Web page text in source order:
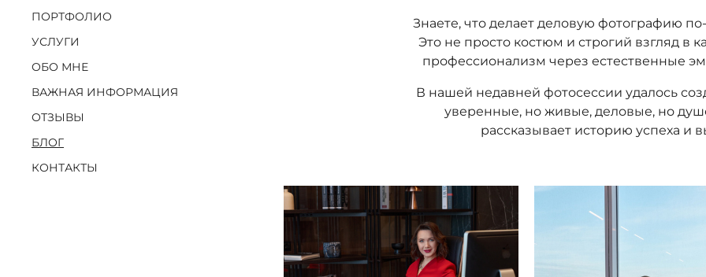
ПОРТФОЛИО
УСЛУГИ
ОБО МНЕ
ВАЖНАЯ ИНФОРМАЦИЯ
ОТЗЫВЫ
БЛОГ
КОНТАКТЫ
Знаете, что делает деловую фотографию
Это не просто костюм и строгий взгляд в
профессионализм через естественные
В нашей недавней фотосессии удалось
уверенные, но живые, деловые, но
рассказывает историю успеха и